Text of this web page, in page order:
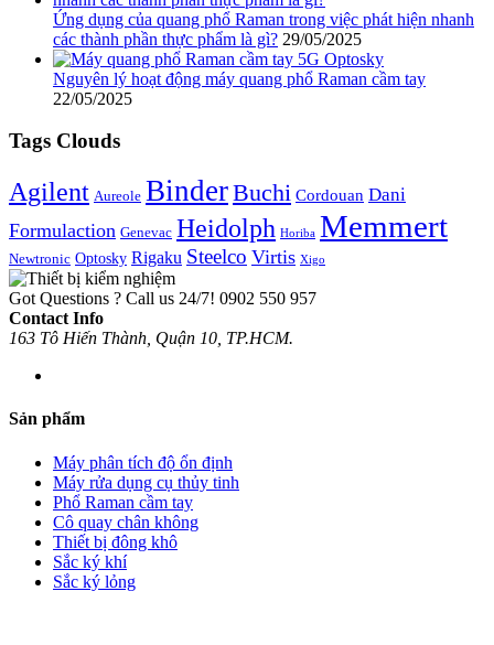
Ứng dụng của quang phổ Raman trong việc phát hiện nhanh
các thành phần thực phẩm là gì? 29/05/2025
Nguyên lý hoạt động máy quang phổ Raman cầm tay
22/05/2025
Tags Clouds
Agilent Aureole BinderBuchi Cordouan Dani
Formulaction Genevac Heidolph Horiba Memmert
Newtronic Optosky Rigaku Steelco Virtis Xigo
Got Questions ? Call us 24/7! 0902 550 957
Contact Info
163 Tô Hiến Thành, Quận 10, TP.HCM.
Sản phẩm
Máy phân tích độ ổn định
Máy rửa dụng cụ thủy tinh
Phổ Raman cầm tay
Cô quay chân không
Thiết bị đông khô
Sắc ký khí
Sắc ký lỏng